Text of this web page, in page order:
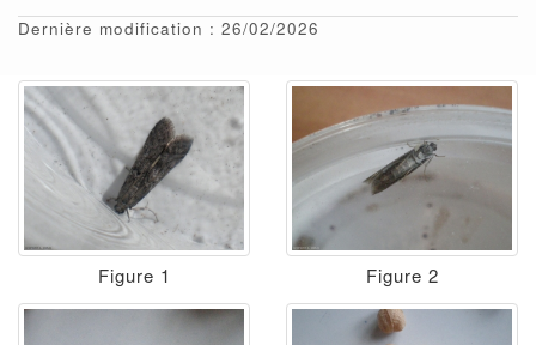
Dernière modification : 26/02/2026
Figure 1 Figure 2